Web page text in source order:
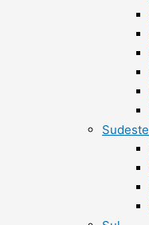
Sudeste